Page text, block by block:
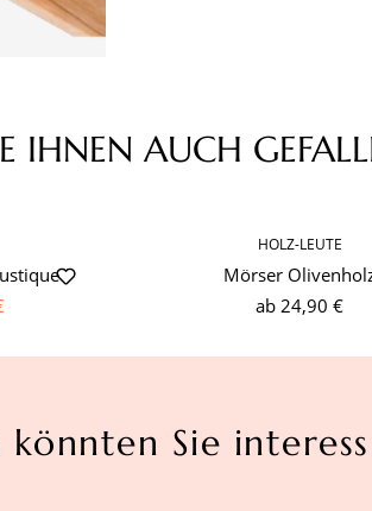
IHNEN AUCH
HOLZ-LEUTE
Mörser
ab 24,90 €
könnten Sie